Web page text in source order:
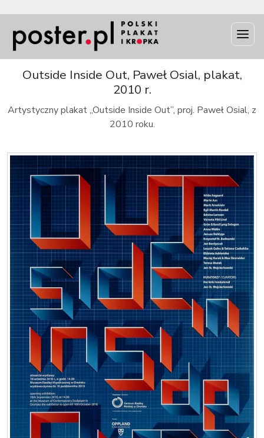
Outside Inside Out, Paweł Osial, plakat,
2010 r.
Artystyczny plakat „Outside Inside Out”, proj. Paweł Osial, z
2010 roku.